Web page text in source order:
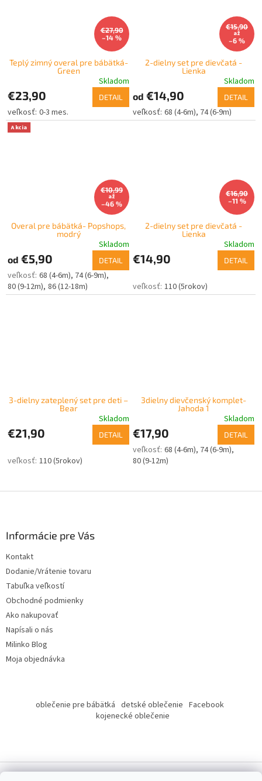
€27,90
–14 %
Teplý zimný overal pre bábätká-
Green
Skladom
€23,90 DETAIL
0-3 mes.
€15,90
až
–6 %
2-dielny set pre dievčatá -
Lienka
Skladom
od €14,90 DETAIL
68 (4-6m) 74 (6-9m)
Akcia
€10,99
až
–46 %
Overal pre bábätká- Popshops,
modrý
Skladom
od €5,90 DETAIL
68 (4-6m) 74 (6-9m)
80 (9-12m) 86 (12-18m)
€16,90
–11 %
2-dielny set pre dievčatá -
Lienka
Skladom
€14,90 DETAIL
110 (5rokov)
3-dielny zateplený set pre deti –
Bear
Skladom
€21,90 DETAIL
110 (5rokov)
3dielny dievčenský komplet-
Jahoda 1
Skladom
€17,90 DETAIL
68 (4-6m) 74 (6-9m)
80 (9-12m)
Informácie pre Vás
Kontakt
Dodanie/Vrátenie tovaru
Tabuľka veľkostí
Obchodné podmienky
Ako nakupovať
Napísali o nás
Milinko Blog
Moja objednávka
oblečenie pre bábätká detské oblečenie Facebook
kojenecké oblečenie